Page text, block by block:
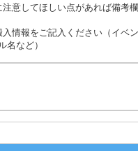
意してほしい点があれば備考
入情報をご記入ください（イベ
名など）